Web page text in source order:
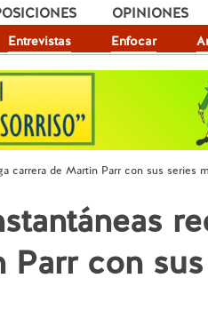
Entrevistas Enfocar
OPINIONES
carrera de Martin Parr con sus series
con